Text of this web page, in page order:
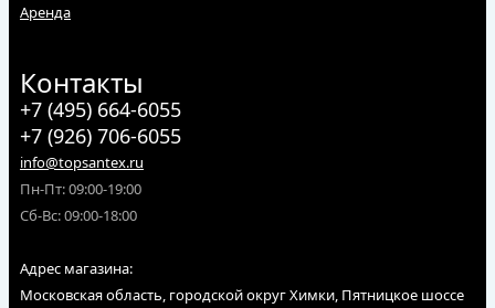
Аренда
Контакты
+7 (495) 664-6055
+7 (926) 706-6055
info@topsantex.ru
Пн-Пт: 09:00-19:00
Сб-Вс: 09:00-18:00
Адрес магазина:
Московская область, городской округ Химки, Пятницкое шоссе